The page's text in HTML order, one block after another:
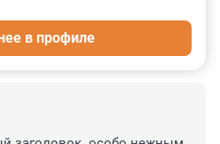
в профиле